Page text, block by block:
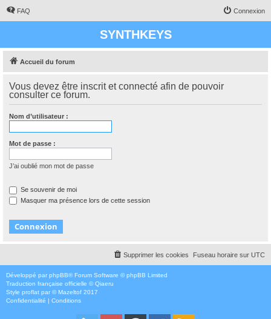
FAQ Connexion
SYNTHKEYS
Accueil du forum
Vous devez être inscrit et connecté afin de pouvoir
consulter ce forum.
Nom d’utilisateur :
Mot de passe :
J’ai oublié mon mot de passe
Se souvenir de moi
Masquer ma présence lors de cette session
Fuseau horaire sur UTC
Supprimer les cookies
Développé par phpBB® Forum Software © phpBB Limited
Traduction française officielle ©Qiaeru
Style proflat par ©Mazeltof 2017
Confidentialité | Conditions